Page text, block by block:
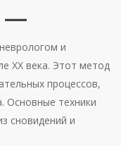
—
и
XX века. Этот метод
процессов,
Основные техники
сновидений и